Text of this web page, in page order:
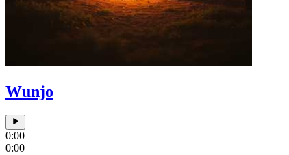
Wunjo
0:00
0:00